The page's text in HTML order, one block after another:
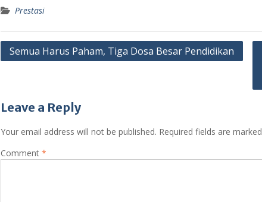
Prestasi
Post
Semua Harus Paham, Tiga Dosa Besar Pendidikan
Leave a Reply
Your email address will not be published. Required fields are marked
Comment *